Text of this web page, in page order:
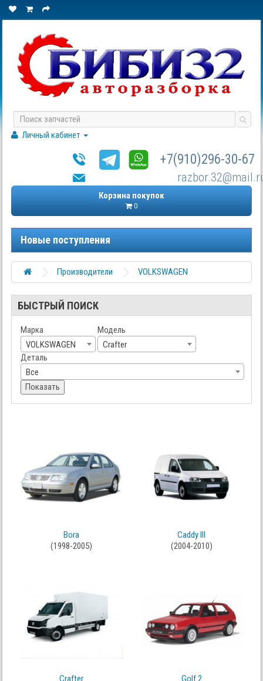
Личный кабинет
+7(910)296-30-67
Корзина покупок
0
Новые поступления
Производители VOLKSWAGEN
БЫСТРЫЙ ПОИСК
Марка
VOLKSWAGEN
Модель
Crafter
Деталь
Все
Показать
Bora
(1998-2005)
Caddy III
(2004-2010)
Crafter
Golf 2